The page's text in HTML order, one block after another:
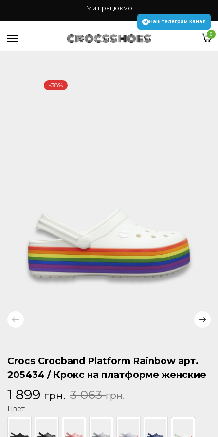
Ми працюємо
Наш телеграм канал
0
Чоловікам
Дітям
Наш телеграм канал
-38%
Crocs Crocband Platform Rainbow арт.
205434 / Крокс на платформе женские
3 063грн.
Первоначальная
цена
1 899 грн.
Текущая
цена:
Цвет